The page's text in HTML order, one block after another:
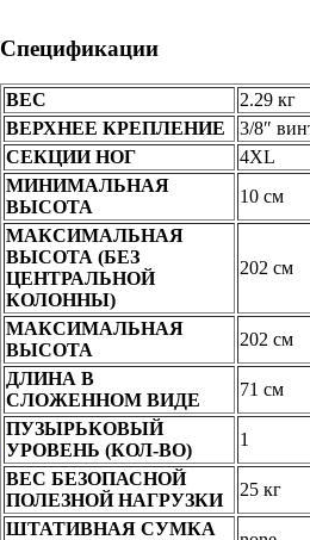
Спецификации
ВЕС
2.29 кг
ВЕРХНЕЕ КРЕПЛЕНИЕ
3/8″
СЕКЦИИ НОГ
4XL
МИНИМАЛЬНАЯ
ВЫСОТА
10 см
МАКСИМАЛЬНАЯ
ВЫСОТА (БЕЗ
ЦЕНТРАЛЬНОЙ
КОЛОННЫ)
202 см
МАКСИМАЛЬНАЯ
ВЫСОТА
202 см
ДЛИНА В
СЛОЖЕННОМ ВИДЕ
71 см
ПУЗЫРЬКОВЫЙ
УРОВЕНЬ (КОЛ-ВО)
1
ВЕС БЕЗОПАСНОЙ
ПОЛЕЗНОЙ НАГРУЗКИ
25 кг
ШТАТИВНАЯ СУМКА